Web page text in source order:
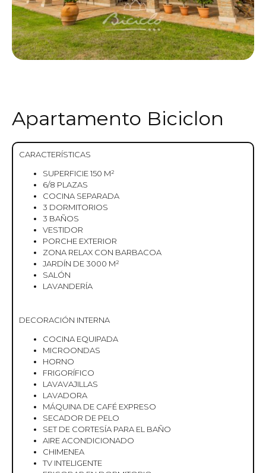
Apartamento Biciclon
CARACTERÍSTICAS
SUPERFICIE 150 M²
6/8 PLAZAS
COCINA SEPARADA
3 DORMITORIOS
3 BAÑOS
VESTIDOR
PORCHE EXTERIOR
ZONA RELAX CON BARBACOA
JARDÍN DE 3000 M²
SALÓN
LAVANDERÍA
DECORACIÓN INTERNA
COCINA EQUIPADA
MICROONDAS
HORNO
FRIGORÍFICO
LAVAVAJILLAS
LAVADORA
MÁQUINA DE CAFÉ EXPRESO
SECADOR DE PELO
SET DE CORTESÍA PARA EL BAÑO
AIRE ACONDICIONADO
CHIMENEA
TV INTELIGENTE